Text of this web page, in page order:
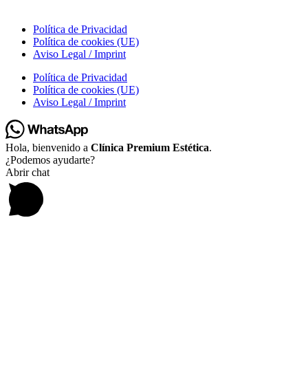
Política de Privacidad
Política de cookies (UE)
Aviso Legal / Imprint
Política de Privacidad
Política de cookies (UE)
Aviso Legal / Imprint
Hola, bienvenido a Clínica Premium Estética.
¿Podemos ayudarte?
Abrir chat